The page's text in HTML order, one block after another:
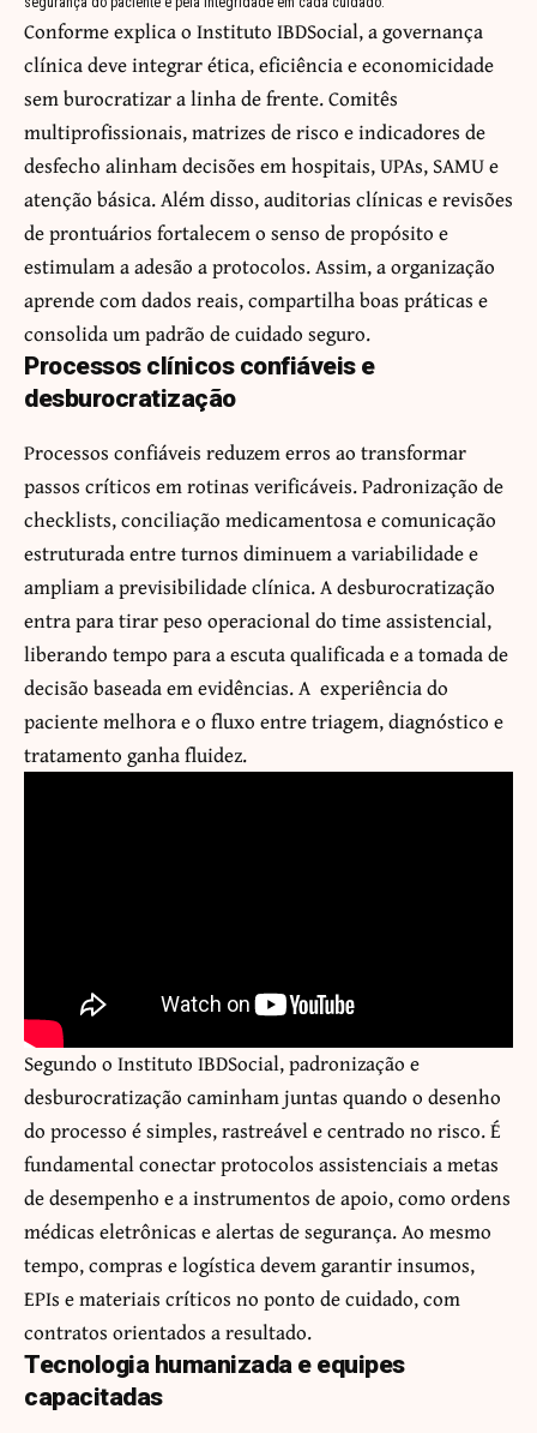
Conforme explica o Instituto IBDSocial, a governança
clínica deve integrar ética, eficiência e economicidade
sem burocratizar a linha de frente. Comitês
multiprofissionais, matrizes de risco e indicadores de
desfecho alinham decisões em hospitais, UPAs, SAMU e
atenção básica. Além disso, auditorias clínicas e revisões
de prontuários fortalecem o senso de propósito e
estimulam a adesão a protocolos. Assim, a organização
aprende com dados reais, compartilha boas práticas e
consolida um padrão de cuidado seguro.
Processos clínicos confiáveis e
desburocratização
Processos confiáveis reduzem erros ao transformar
passos críticos em rotinas verificáveis. Padronização de
checklists, conciliação medicamentosa e comunicação
estruturada entre turnos diminuem a variabilidade e
ampliam a previsibilidade clínica. A desburocratização
entra para tirar peso operacional do time assistencial,
liberando tempo para a escuta qualificada e a tomada de
decisão baseada em evidências. A experiência do
paciente melhora e o fluxo entre triagem, diagnóstico e
tratamento ganha fluidez.
Segundo o Instituto IBDSocial, padronização e
desburocratização caminham juntas quando o desenho
do processo é simples, rastreável e centrado no risco. É
fundamental conectar protocolos assistenciais a metas
de desempenho e a instrumentos de apoio, como ordens
médicas eletrônicas e alertas de segurança. Ao mesmo
tempo, compras e logística devem garantir insumos,
EPIs e materiais críticos no ponto de cuidado, com
contratos orientados a resultado.
Tecnologia humanizada e equipes
capacitadas